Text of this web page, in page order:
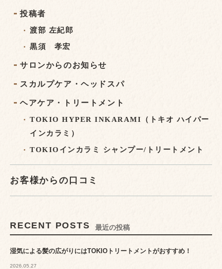
投稿者
渡部 左紀郎
黒須 孝宏
サロンからのお知らせ
スカルプケア・ヘッドスパ
ヘアケア・トリートメント
TOKIO HYPER INKARAMI（トキオ ハイパー
インカラミ）
TOKIOインカラミ シャンプー/トリートメント
お客様からの口コミ
RECENT POSTS 最近の投稿
湿気による髪の広がりにはTOKIOトリートメントがおすすめ！
2026.05.27